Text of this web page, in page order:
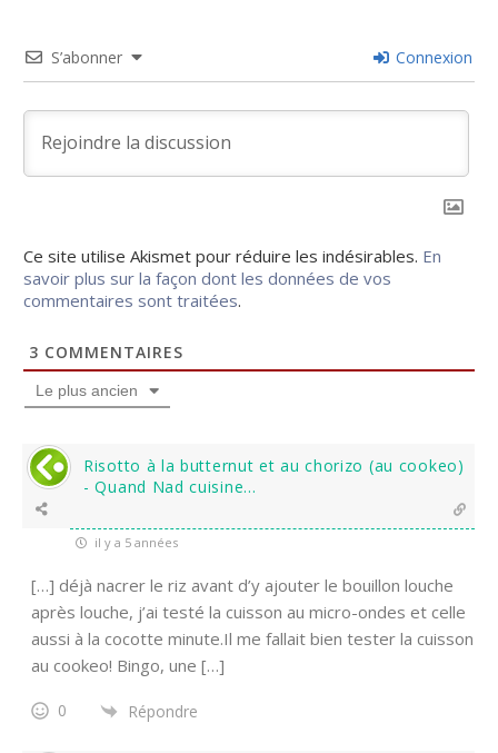
S’abonner Connexion
Ce site utilise Akismet pour réduire les indésirables. En
savoir plus sur la façon dont les données de vos
commentaires sont traitées.
3 COMMENTAIRES
Le plus ancien
Risotto à la butternut et au chorizo (au cookeo)
- Quand Nad cuisine...
il y a 5 années
[…] déjà nacrer le riz avant d’y ajouter le bouillon louche
après louche, j’ai testé la cuisson au micro-ondes et celle
aussi à la cocotte minute.Il me fallait bien tester la cuisson
au cookeo! Bingo, une […]
0 Répondre